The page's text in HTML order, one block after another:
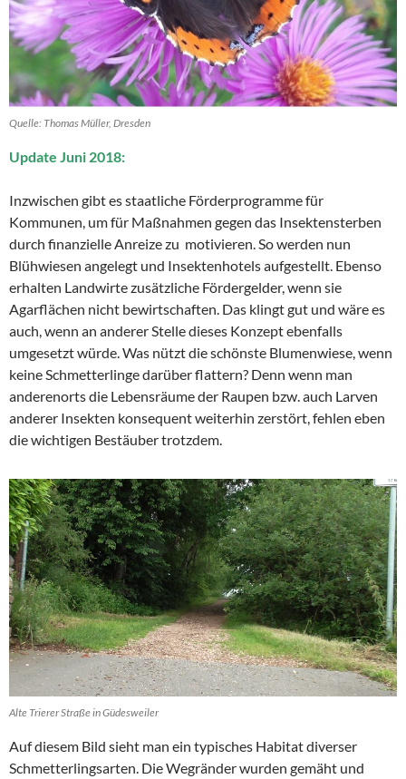
Quelle: Thomas Müller, Dresden
Update Juni 2018:
Inzwischen gibt es staatliche Förderprogramme für
Kommunen, um für Maßnahmen gegen das Insektensterben
durch finanzielle Anreize zu motivieren. So werden nun
Blühwiesen angelegt und Insektenhotels aufgestellt. Ebenso
erhalten Landwirte zusätzliche Fördergelder, wenn sie
Agarflächen nicht bewirtschaften. Das klingt gut und wäre es
auch, wenn an anderer Stelle dieses Konzept ebenfalls
umgesetzt würde. Was nützt die schönste Blumenwiese, wenn
keine Schmetterlinge darüber flattern? Denn wenn man
anderenorts die Lebensräume der Raupen bzw. auch Larven
anderer Insekten konsequent weiterhin zerstört, fehlen eben
die wichtigen Bestäuber trotzdem.
Alte Trierer Straße in Güdesweiler
Auf diesem Bild sieht man ein typisches Habitat diverser
Schmetterlingsarten. Die Wegränder wurden gemäht und